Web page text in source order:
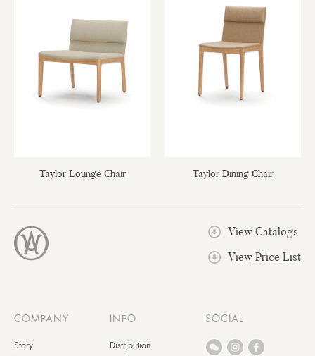
Taylor Lounge Chair Taylor Dining Chair
View Catalogs
View Price List
COMPANY
Story
INFO
Distribution
SOCIAL